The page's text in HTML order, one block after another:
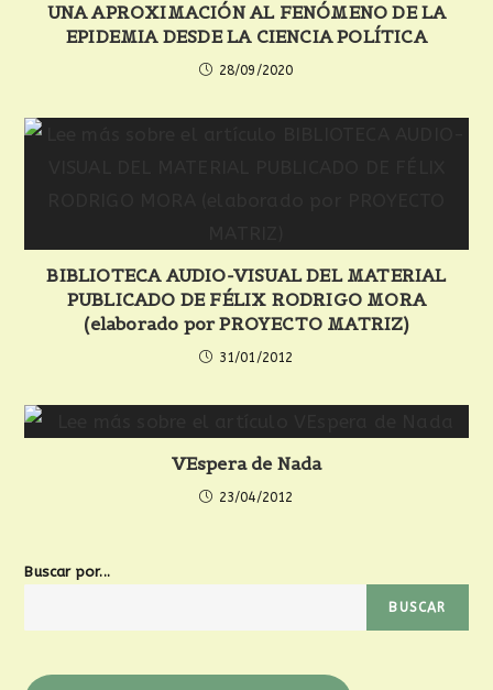
UNA APROXIMACIÓN AL FENÓMENO DE LA
EPIDEMIA DESDE LA CIENCIA POLÍTICA
28/09/2020
BIBLIOTECA AUDIO-VISUAL DEL MATERIAL
PUBLICADO DE FÉLIX RODRIGO MORA
(elaborado por PROYECTO MATRIZ)
31/01/2012
VEspera de Nada
23/04/2012
Buscar por...
BUSCAR